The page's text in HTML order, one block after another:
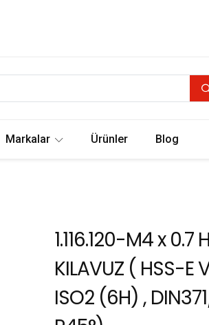
Markalar Ürünler Blog
1.116.120-M4 x 0.7
KILAVUZ ( HSS-E
ISO2 (6H) ,